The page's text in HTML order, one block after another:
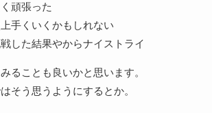
頑張った
いくかもしれない
た結果やからナイストライ
ることも良いかと思います。
そう思うようにするとか。